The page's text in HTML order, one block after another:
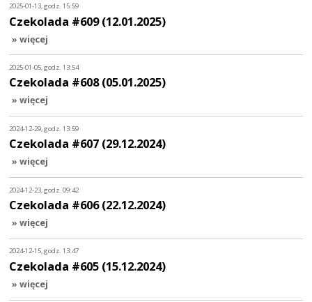
2025-01-13, godz. 15:59
Czekolada #609 (12.01.2025)
» więcej
2025-01-05, godz. 13:54
Czekolada #608 (05.01.2025)
» więcej
2024-12-29, godz. 13:59
Czekolada #607 (29.12.2024)
» więcej
2024-12-23, godz. 09:42
Czekolada #606 (22.12.2024)
» więcej
2024-12-15, godz. 13:47
Czekolada #605 (15.12.2024)
» więcej